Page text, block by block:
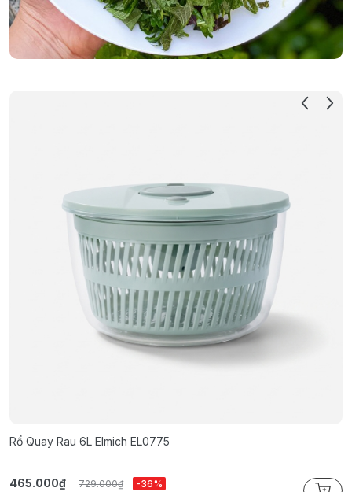
Rổ Quay Rau 6L Elmich EL0775
465.000₫ 729.000₫ -36%